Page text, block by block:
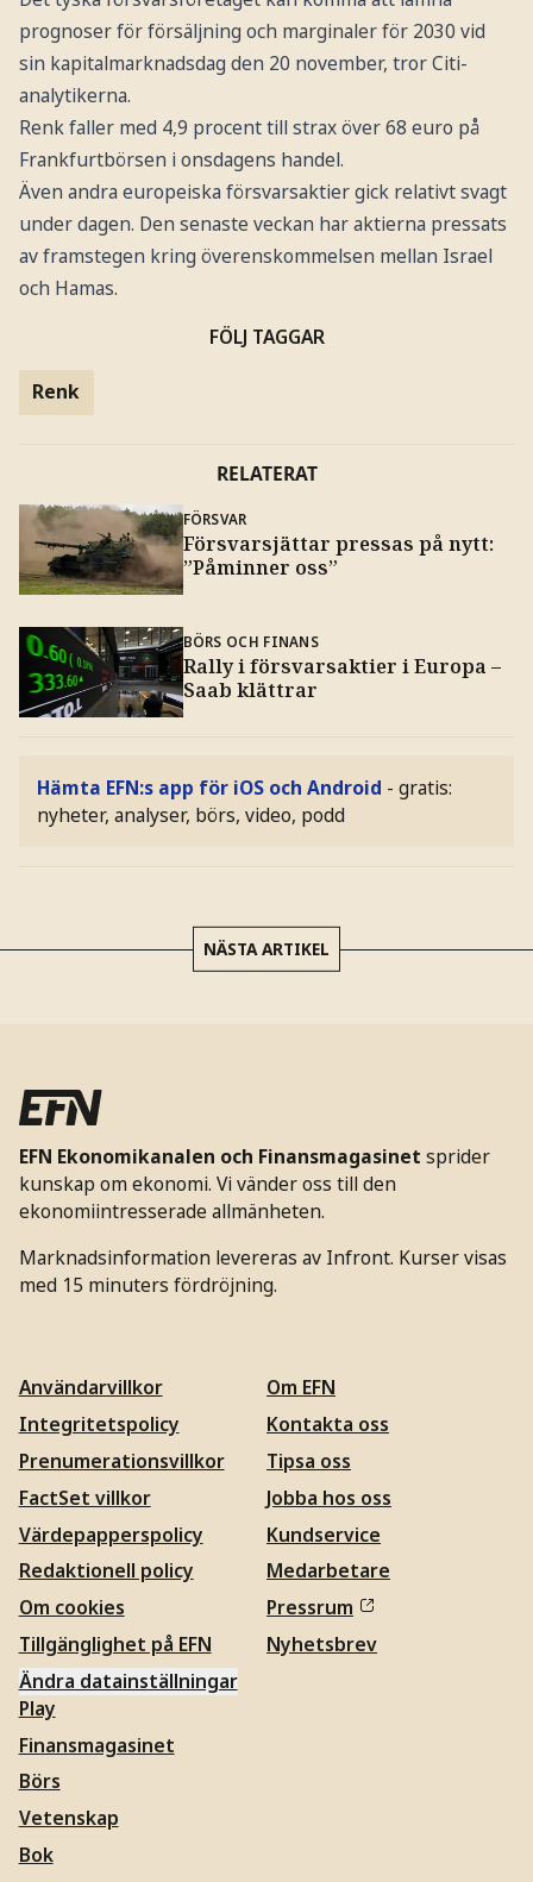
prognoser för försäljning och marginaler för 2030 vid
sin kapitalmarknadsdag den 20 november, tror Citi-
analytikerna.
Renk faller med 4,9 procent till strax över 68 euro på
Frankfurtbörsen i onsdagens handel.
Även andra europeiska försvarsaktier gick relativt svagt
under dagen. Den senaste veckan har aktierna pressats
av framstegen kring överenskommelsen mellan Israel
och Hamas.
FÖLJ TAGGAR
Renk
RELATERAT
FÖRSVAR
Försvarsjättar pressas på nytt:
”Påminner oss”
BÖRS OCH FINANS
Rally i försvarsaktier i Europa –
Saab klättrar
Hämta EFN:s app för iOS och Android - gratis:
nyheter, analyser, börs, video, podd
NÄSTA ARTIKEL
EFN Ekonomikanalen och Finansmagasinet sprider
kunskap om ekonomi. Vi vänder oss till den
ekonomiintresserade allmänheten.
Marknadsinformation levereras av Infront. Kurser visas
med 15 minuters fördröjning.
Användarvillkor
Integritetspolicy
Prenumerationsvillkor
FactSet villkor
Värdepapperspolicy
Redaktionell policy
Om cookies
Tillgänglighet på EFN
Ändra datainställningar
Om EFN
Kontakta oss
Tipsa oss
Jobba hos oss
Kundservice
Medarbetare
Pressrum
Nyhetsbrev
Play
Finansmagasinet
Börs
Vetenskap
Bok